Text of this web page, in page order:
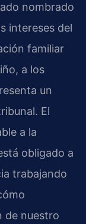
nombrado
intereses del
familiar
a los
un
El
a la
obligado a
trabajando
de nuestro